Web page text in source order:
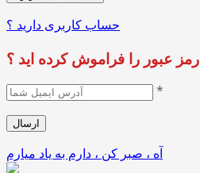
حساب کاربری دارید ؟
رمز عبور را فراموش کرده اید ؟
*
آه ، صبر کن ، دارم به یاد میارم